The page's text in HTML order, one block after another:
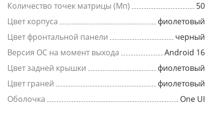
Количество точек матрицы (Мп)
50
Цвет корпуса
фиолетовый
Цвет фронтальной панели
черный
Версия ОС на момент выхода
Android 16
Цвет задней крышки
фиолетовый
Цвет граней
фиолетовый
Оболочка
One UI